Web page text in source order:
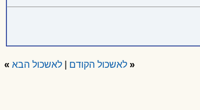
« לאשכול הקודם |לאשכול הבא »